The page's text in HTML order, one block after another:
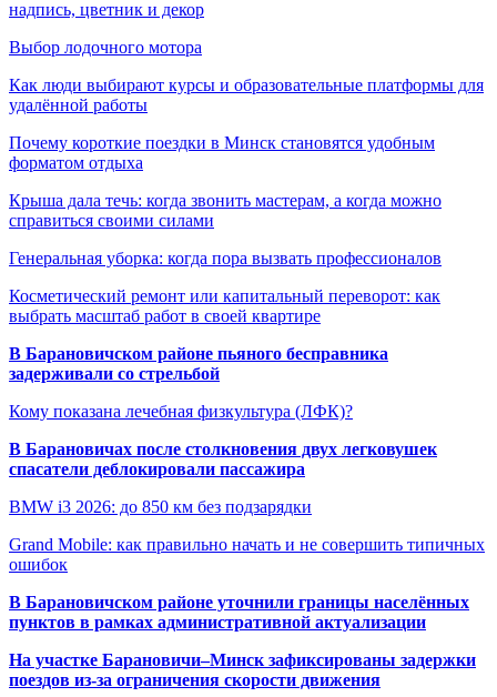
надпись, цветник и декор
Выбор лодочного мотора
Как люди выбирают курсы и образовательные платформы для
удалённой работы
Почему короткие поездки в Минск становятся удобным
форматом отдыха
Крыша дала течь: когда звонить мастерам, а когда можно
справиться своими силами
Генеральная уборка: когда пора вызвать профессионалов
Косметический ремонт или капитальный переворот: как
выбрать масштаб работ в своей квартире
В Барановичском районе пьяного бесправника
задерживали со стрельбой
Кому показана лечебная физкультура (ЛФК)?
В Барановичах после столкновения двух легковушек
спасатели деблокировали пассажира
BMW i3 2026: до 850 км без подзарядки
Grand Mobile: как правильно начать и не совершить типичных
ошибок
В Барановичском районе уточнили границы населённых
пунктов в рамках административной актуализации
На участке Барановичи–Минск зафиксированы задержки
поездов из-за ограничения скорости движения